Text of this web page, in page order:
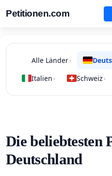
Petitionen.com
Alle Länder›
Italien › Schweiz ›
Die beliebtesten
Deutschland